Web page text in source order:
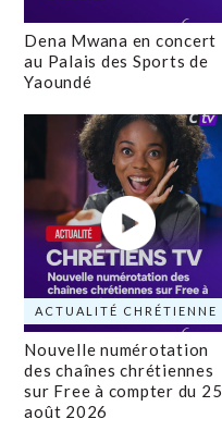
Dena Mwana en concert
au Palais des Sports de
Yaoundé
ACTUALITÉ CHRÉTIENNE
Nouvelle numérotation
des chaînes chrétiennes
sur Free à compter du 25
août 2026